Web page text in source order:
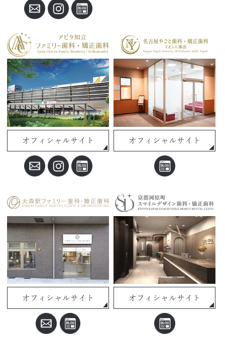
オフィシャルサイト オフィシャルサイト
オフィシャルサイト オフィシャルサイト